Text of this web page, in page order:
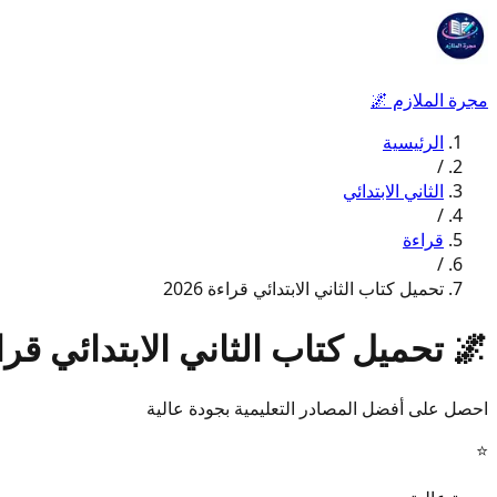
مجرة الملازم 🌌
الرئيسية
/
الثاني الابتدائي
/
قراءة
/
تحميل كتاب الثاني الابتدائي قراءة 2026
🌌 تحميل كتاب الثاني الابتدائي قراءة
احصل على أفضل المصادر التعليمية بجودة عالية
⭐